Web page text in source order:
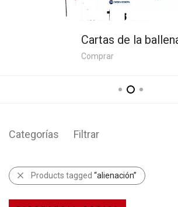
Cartas de la ballena silenciosa
Categorías Filtrar
Products tagged “alienación”